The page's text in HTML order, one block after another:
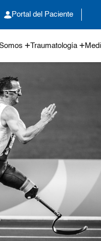
Portal del Paciente
Traumatología